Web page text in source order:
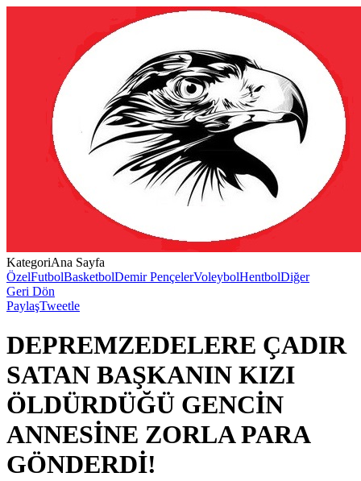
KategoriAna Sayfa
ÖzelFutbolBasketbolDemir PençelerVoleybolHentbolDiğer
Geri Dön
PaylaşTweetle
DEPREMZEDELERE ÇADIR
SATAN BAŞKANIN KIZI
ÖLDÜRDÜĞÜ GENCİN
ANNESİNE ZORLA PARA
GÖNDERDİ!